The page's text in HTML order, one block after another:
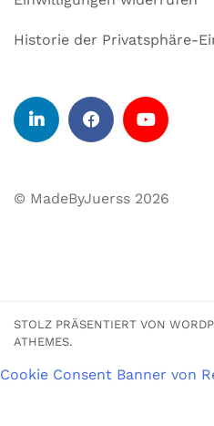
Historie der Privatsphäre-
© MadeByJuerss 2026
STOLZ PRÄSENTIERT VON
ATHEMES.
Cookie Consent Banner von